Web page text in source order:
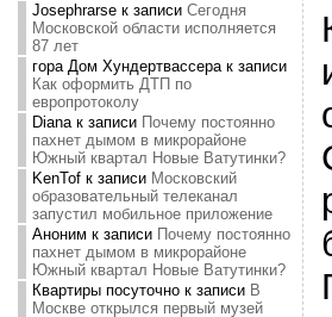
Josephrarseк записи Сегодня
Московской области исполняется
87 лет
гора Дом Хундертвассерак записи
Как оформить ДТП по
европротоколу
Dianaк записи Почему постоянно
пахнет дымом в микрорайоне
Южный квартал Новые Ватутинки?
KenTofк записи Московский
образовательный телеканал
запустил мобильное приложение
Аноним к записи Почему постоянно
пахнет дымом в микрорайоне
Южный квартал Новые Ватутинки?
Квартиры посуточнок записи В
Москве открылся первый музей